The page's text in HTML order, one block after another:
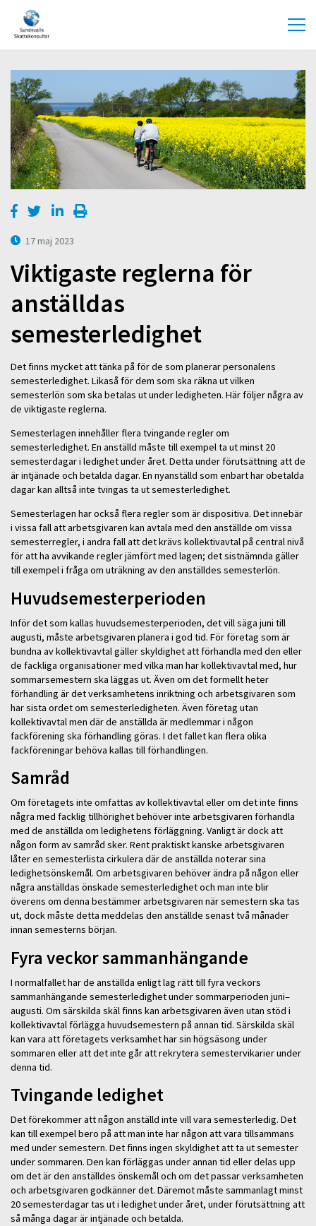
17 maj 2023
Viktigaste reglerna för
anställdas
semesterledighet
Det finns mycket att tänka på för de som planerar personalens
semesterledighet. Likaså för dem som ska räkna ut vilken
semesterlön som ska betalas ut under ledigheten. Här följer några av
de viktigaste reglerna.
Semesterlagen innehåller flera tvingande regler om
semesterledighet. En anställd måste till exempel ta ut minst 20
semesterdagar i ledighet under året. Detta under förutsättning att de
är intjänade och betalda dagar. En nyanställd som enbart har obetalda
dagar kan alltså inte tvingas ta ut semesterledighet.
Semesterlagen har också flera regler som är dispositiva. Det innebär
i vissa fall att arbetsgivaren kan avtala med den anställde om vissa
semesterregler, i andra fall att det krävs kollektivavtal på central nivå
för att ha avvikande regler jämfört med lagen; det sistnämnda gäller
till exempel i fråga om uträkning av den anställdes semesterlön.
Huvudsemesterperioden
Inför det som kallas huvudsemesterperioden, det vill säga juni till
augusti, måste arbetsgivaren planera i god tid. För företag som är
bundna av kollektivavtal gäller skyldighet att förhandla med den eller
de fackliga organisationer med vilka man har kollektivavtal med, hur
sommarsemestern ska läggas ut. Även om det formellt heter
förhandling är det verksamhetens inriktning och arbetsgivaren som
har sista ordet om semesterledigheten. Även företag utan
kollektivavtal men där de anställda är medlemmar i någon
fackförening ska förhandling göras. I det fallet kan flera olika
fackföreningar behöva kallas till förhandlingen.
Samråd
Om företagets inte omfattas av kollektivavtal eller om det inte finns
några med facklig tillhörighet behöver inte arbetsgivaren förhandla
med de anställda om ledighetens förläggning. Vanligt är dock att
någon form av samråd sker. Rent praktiskt kanske arbetsgivaren
låter en semesterlista cirkulera där de anställda noterar sina
ledighetsönskemål. Om arbetsgivaren behöver ändra på någon eller
några anställdas önskade semesterledighet och man inte blir
överens om denna bestämmer arbetsgivaren när semestern ska tas
ut, dock måste detta meddelas den anställde senast två månader
innan semesterns början.
Fyra veckor sammanhängande
I normalfallet har de anställda enligt lag rätt till fyra veckors
sammanhängande semesterledighet under sommarperioden juni–
augusti. Om särskilda skäl finns kan arbetsgivaren även utan stöd i
kollektivavtal förlägga huvudsemestern på annan tid. Särskilda skäl
kan vara att företagets verksamhet har sin högsäsong under
sommaren eller att det inte går att rekrytera semestervikarier under
denna tid.
Tvingande ledighet
Det förekommer att någon anställd inte vill vara semesterledig. Det
kan till exempel bero på att man inte har någon att vara tillsammans
med under semestern. Det finns ingen skyldighet att ta ut semester
under sommaren. Den kan förläggas under annan tid eller delas upp
om det är den anställdes önskemål och om det passar verksamheten
och arbetsgivaren godkänner det. Däremot måste sammanlagt minst
20 semesterdagar tas ut i ledighet under året, under förutsättning att
så många dagar är intjänade och betalda.